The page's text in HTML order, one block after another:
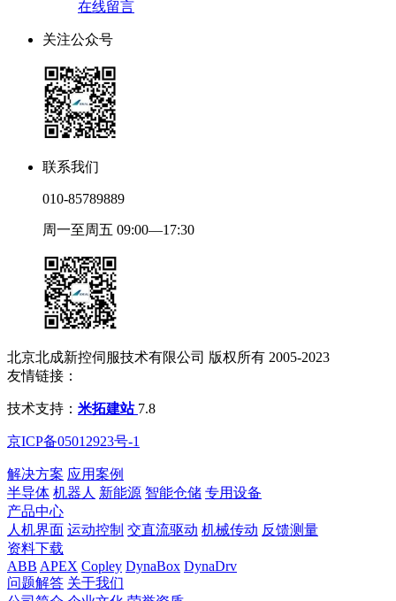
在线留言
关注公众号
联系我们
010-85789889
周一至周五 09:00—17:30
北京北成新控伺服技术有限公司 版权所有 2005-2023
友情链接：
技术支持： 米拓建站 7.8
京ICP备05012923号-1
解决方案 应用案例
半导体 机器人 新能源 智能仓储 专用设备
产品中心
人机界面 运动控制 交直流驱动 机械传动 反馈测量
资料下载
ABB APEX Copley DynaBox DynaDrv
问题解答 关于我们